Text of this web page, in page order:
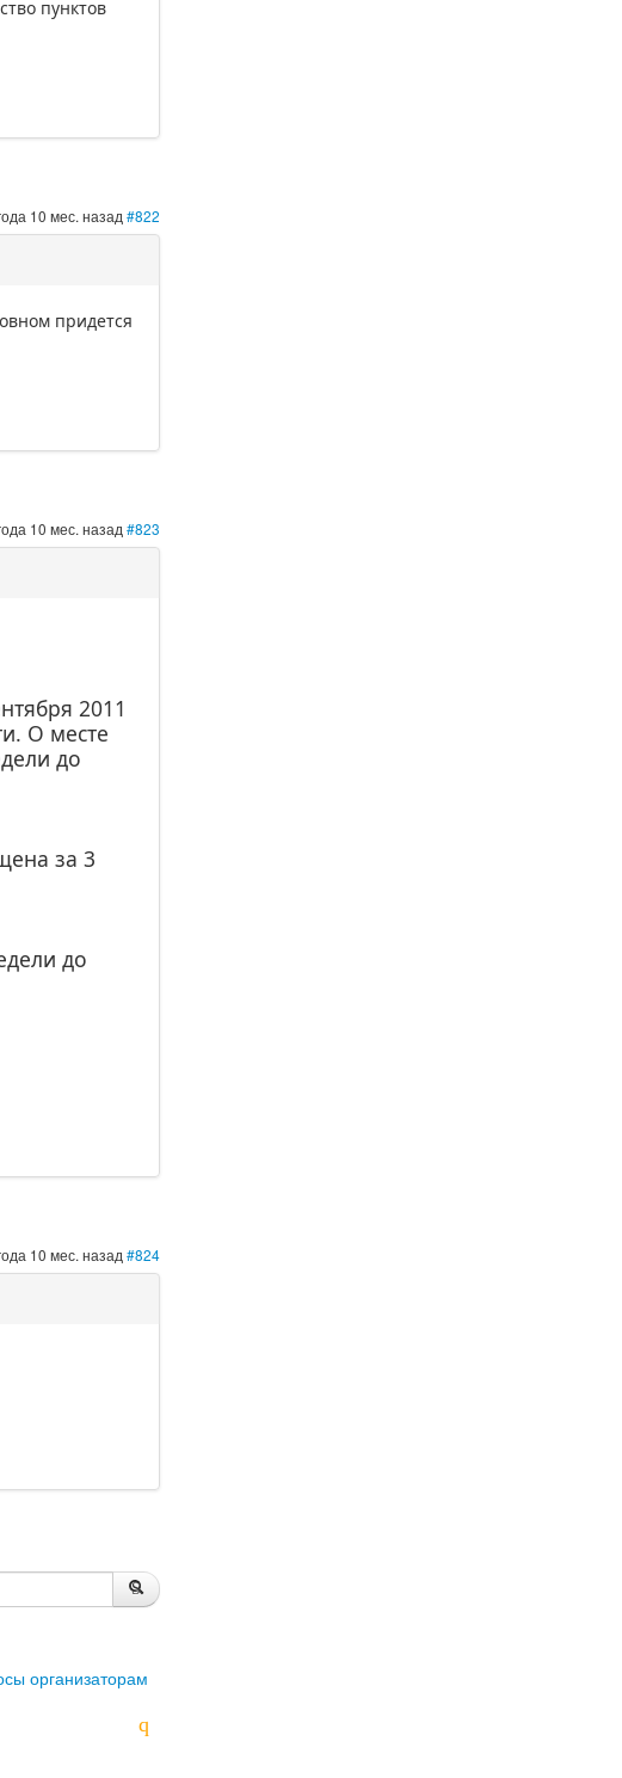
пунктов
10 мес. назад #822
придется
10 мес. назад #823
2011
О месте
до
за 3
до
10 мес. назад #824
организаторам